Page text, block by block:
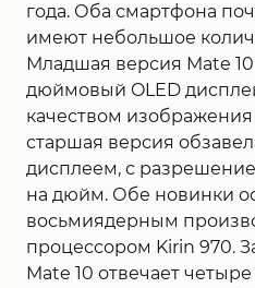
года. Оба смартфона
имеют небольшое
Младшая версия Mate
дюймовый OLED
качеством изображения
старшая версия
дисплеем, с
на дюйм. Обе новинки
восьмиядерным
процессором Kirin 970.
Mate 10 отвечает четыре